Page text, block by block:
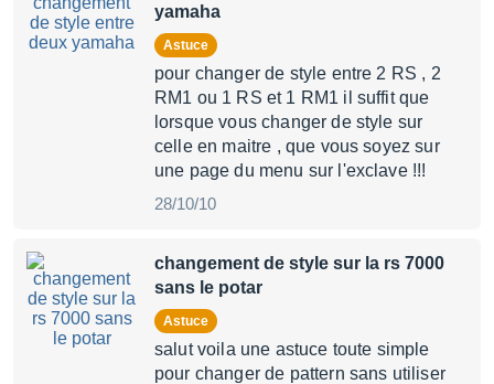
yamaha
Astuce
pour changer de style entre 2 RS , 2
RM1 ou 1 RS et 1 RM1 il suffit que
lorsque vous changer de style sur
celle en maitre , que vous soyez sur
une page du menu sur l'exclave !!!
28/10/10
changement de style sur la rs 7000
sans le potar
Astuce
salut voila une astuce toute simple
pour changer de pattern sans utiliser